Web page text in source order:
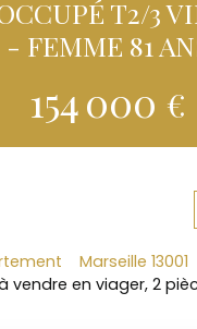
T2/3
- FEMME 81
154 000 €
Marseille 13001
vendre en viager, 2